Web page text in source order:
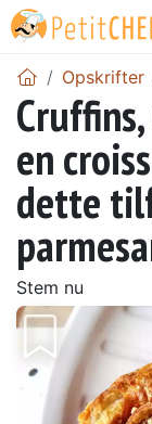
Opskrifter
en
dette
Stem nu